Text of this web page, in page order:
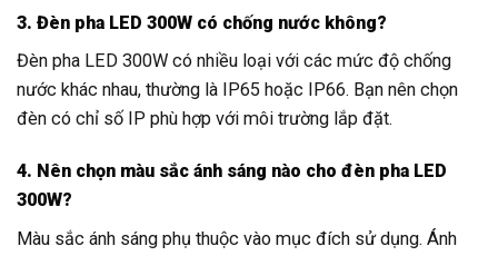
3. Đèn pha LED 300W có chống nước không?
Đèn pha LED 300W có nhiều loại với các mức độ chống
nước khác nhau, thường là IP65 hoặc IP66. Bạn nên chọn
đèn có chỉ số IP phù hợp với môi trường lắp đặt.
4. Nên chọn màu sắc ánh sáng nào cho đèn pha LED
300W?
Màu sắc ánh sáng phụ thuộc vào mục đích sử dụng. Ánh